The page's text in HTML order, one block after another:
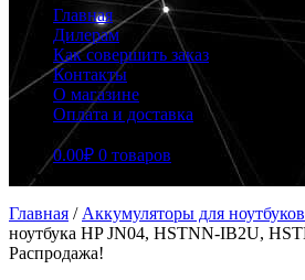
Главная
Дилерам
Как совершить заказ
Контакты
О магазине
Оплата и доставка
0.00₽ 0 товаров
Главная / Аккумуляторы для ноутбуков
ноутбука HP JN04, HSTNN-IB2U,
Распродажа!